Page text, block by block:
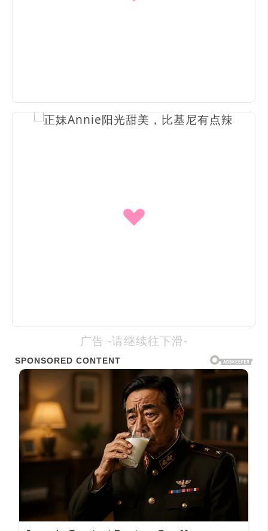
广告 -请继续往下滑-